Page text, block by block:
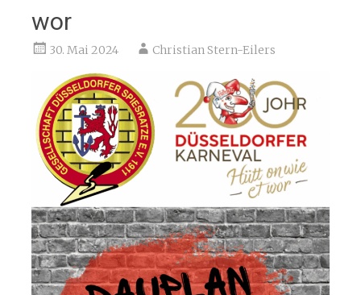
wor
30. Mai 2024 Christian Stern-Eilers